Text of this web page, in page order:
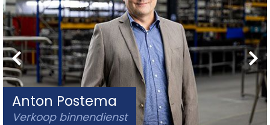
Anton Postema
Verkoop binnendienst